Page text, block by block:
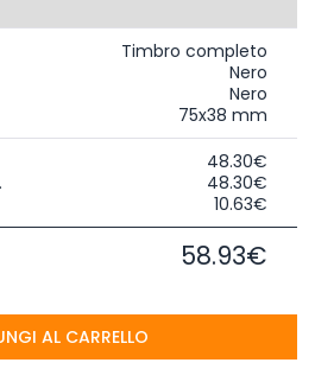
Timbro completo
Nero
Nero
75x38 mm
48.30€
48.30€
10.63€
58.93€
AL CARRELLO